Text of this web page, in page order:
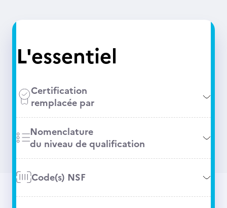
L'essentiel
Certification
remplacée par
Nomenclature
du niveau de qualification
Code(s) NSF